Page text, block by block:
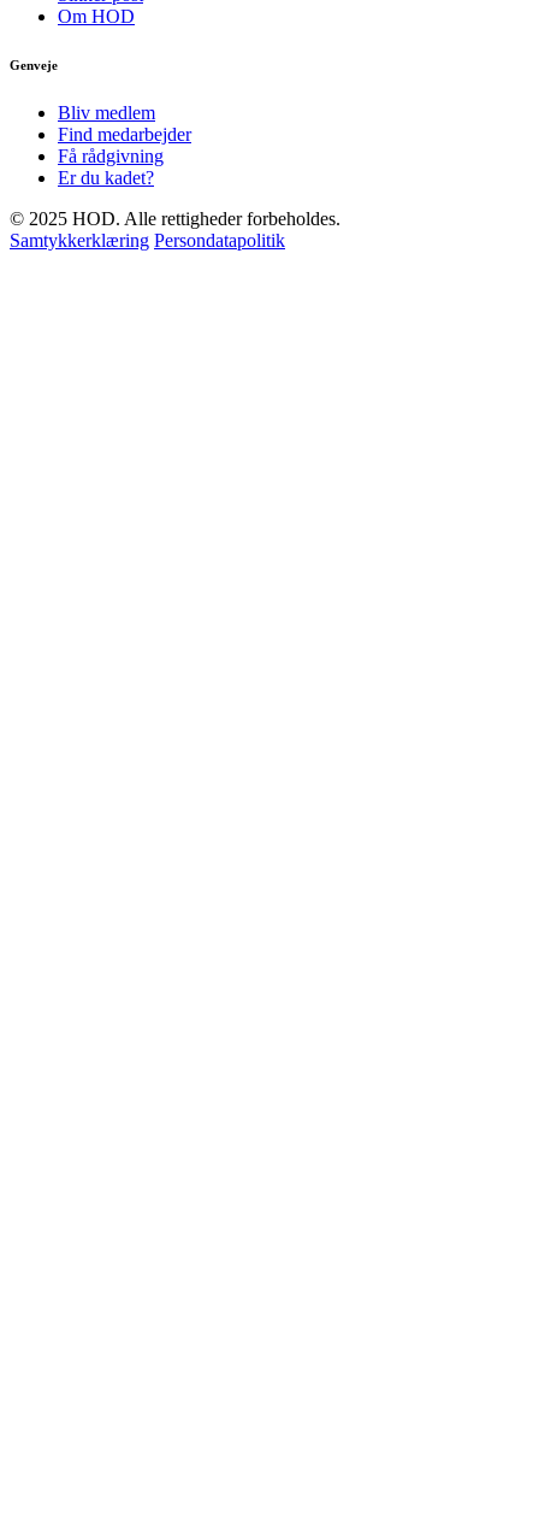
Om HOD
Genveje
Bliv medlem
Find medarbejder
Få rådgivning
Er du kadet?
© 2025 HOD. Alle rettigheder forbeholdes.
Samtykkerklæring Persondatapolitik